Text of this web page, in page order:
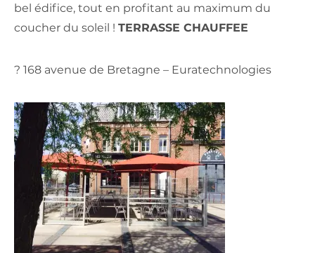
bel édifice, tout en profitant au maximum du
coucher du soleil ! TERRASSE CHAUFFEE
? 168 avenue de Bretagne – Euratechnologies